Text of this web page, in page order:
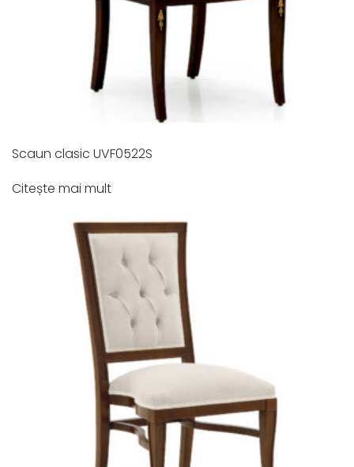
Scaun clasic UVF0522S
Citește mai mult